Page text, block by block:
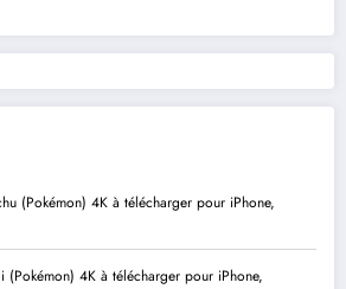
(Pokémon) 4K à télécharger pour iPhone,
(Pokémon) 4K à télécharger pour iPhone,